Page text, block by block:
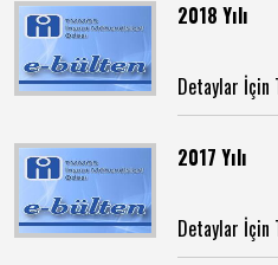
2018 Yılı
Detaylar İçin
2017 Yılı
Detaylar İçin